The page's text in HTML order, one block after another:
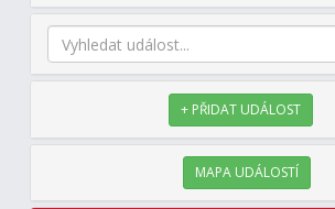
+ PŘIDAT UDÁLOST
MAPA UDÁLOSTÍ